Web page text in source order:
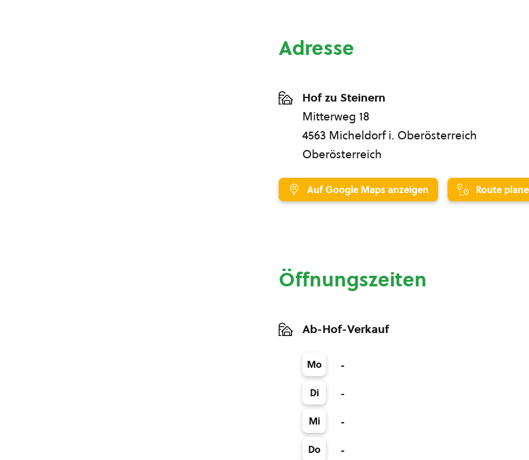
Adresse
Hof zu Steinern
Mitterweg 18
4563 Micheldorf i. Oberösterreich
Oberösterreich
Auf Google Maps anzeigen Route
Öffnungszeiten
Ab-Hof-Verkauf
Mo -
Di -
Mi -
Do -